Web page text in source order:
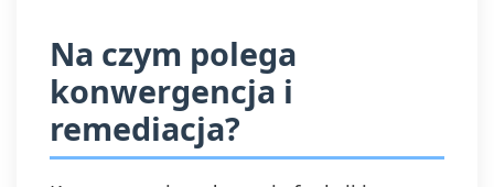
Na czym polega
konwergencja i
remediacja?